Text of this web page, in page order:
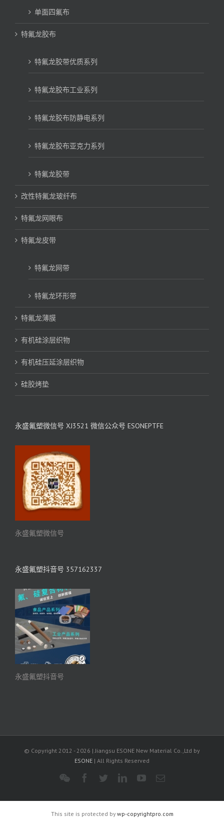
单面四氟布
特氟龙胶布
特氟龙胶带优质系列
特氟龙胶布工业系列
特氟龙胶布防静电系列
特氟龙胶布亚克力系列
特氟龙胶带
改性特氟龙玻纤布
特氟龙网眼布
特氟龙皮带
特氟龙网带
特氟龙环形带
特氟龙薄膜
有机硅涂层织物
有机硅压延涂层织物
硅胶烤垫
永盛氟塑微信号 XJ3521 微信公众号 ESONEPTFE
永盛氟塑微信号
永盛氟塑抖音号 357162337
永盛氟塑抖音号
© Copyright 2012 -2026 | Jiangsu ESONE New Material Co.,Ltd by
ESONE | All Rights Reserved
WeChatFacebook
TwitterLinkedInYouTube
电
This site is protected by wp-copyrightpro.com